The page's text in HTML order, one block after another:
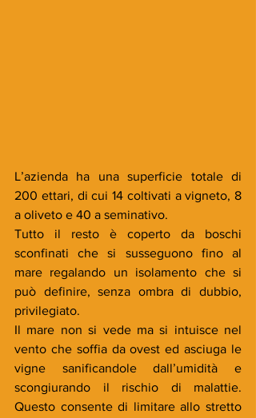
L’azienda ha una superficie totale di
200 ettari, di cui 14 coltivati a vigneto, 8
a oliveto e 40 a seminativo.
Tutto il resto è coperto da boschi
sconfinati che si susseguono fino al
mare regalando un isolamento che si
può definire, senza ombra di dubbio,
privilegiato.
Il mare non si vede ma si intuisce nel
vento che soffia da ovest ed asciuga le
vigne sanificandole dall’umidità e
scongiurando il rischio di malattie.
Questo consente di limitare allo stretto